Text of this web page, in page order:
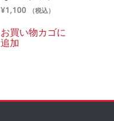
¥1,100 （税込）
お買い物カゴに
追加